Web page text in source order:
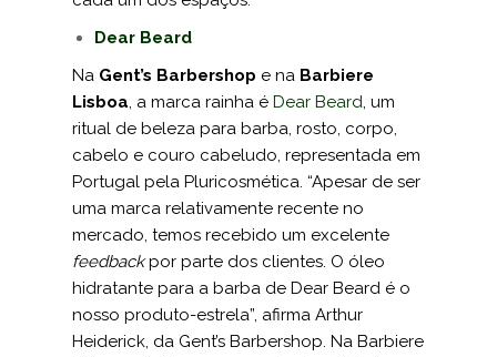
Dear Beard
Na Gent’s Barbershop e na Barbiere
Lisboa, a marca rainha é Dear Beard, um
ritual de beleza para barba, rosto, corpo,
cabelo e couro cabeludo, representada em
Portugal pela Pluricosmética. “Apesar de ser
uma marca relativamente recente no
mercado, temos recebido um excelente
feedbackpor parte dos clientes. O óleo
hidra­tante para a barba de Dear Beard é o
nosso produto­-estrela”, afirma Arthur
Heiderick, da Gent’s Barbershop. Na Barbiere